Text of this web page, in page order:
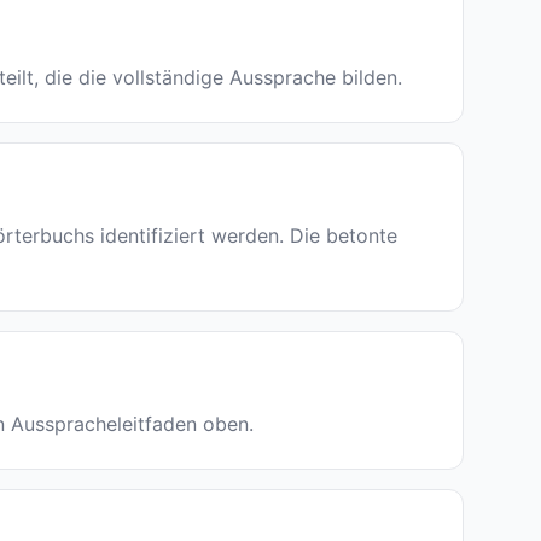
die die vollständige Aussprache bilden.
identifiziert werden. Die betonte
Ausspracheleitfaden oben.